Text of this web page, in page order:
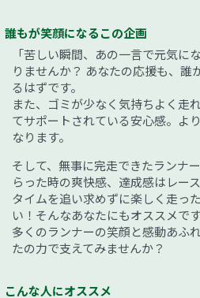
誰もが笑顔になるこの企画
「苦しい瞬間、あの一言で元気に
りませんか？ あなたの応援も、誰
るはずです。
また、ゴミが少なく気持ちよく走
てサポートされている安心感。よ
なります。
そして、無事に完走できたランナ
らった時の爽快感、達成感はレー
タイムを追い求めずに楽しく走っ
い！そんなあなたにもオススメです
多くのランナーの笑顔と感動あふ
たの力で支えてみませんか？
こんな人にオススメ